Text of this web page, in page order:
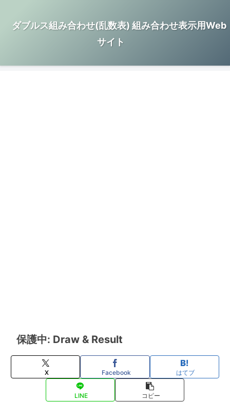
ダブルス組み合わせ(乱数表) 組み合わせ表示用Web
サイト
保護中: Draw & Result
X Facebook はてブ
LINE コピー